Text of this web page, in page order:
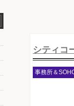
シティコ
事務所＆